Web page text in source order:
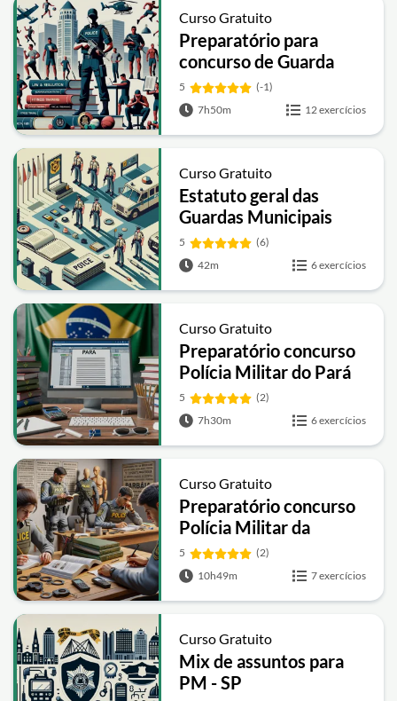
Curso Gratuito
Preparatório para
concurso de Guarda
Municipal de Fortaleza
5
(-1)
7h50m
12 exercícios
Curso Gratuito
Estatuto geral das
Guardas Municipais
5
(6)
42m
6 exercícios
Curso Gratuito
Preparatório concurso
Polícia Militar do Pará
5
(2)
7h30m
6 exercícios
Curso Gratuito
Preparatório concurso
Polícia Militar da
Paraíba
5
(2)
10h49m
7 exercícios
Curso Gratuito
Mix de assuntos para
PM - SP